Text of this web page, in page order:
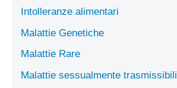
Intolleranze alimentari
Malattie Genetiche
Malattie Rare
Malattie sessualmente trasmissibili